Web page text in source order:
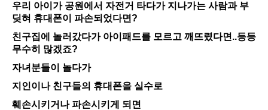
우리 아이가 공원에서 자전거 타다가 지나가는 사람과 부
딪혀 휴대폰이 파손되었다면?
친구집에 놀러갔다가 아이패드를 모르고 깨뜨렸다면..등등
무수히 많겠죠?
자녀분들이 놀다가
지인이나 친구들의 휴대폰을 실수로
훼손시키거나 파손시키게 되면